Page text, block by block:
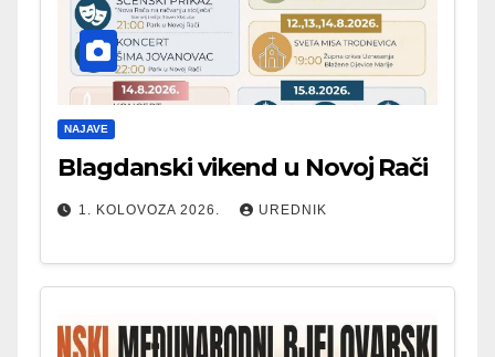
NAJAVE
Blagdanski vikend u Novoj Rači
1. KOLOVOZA 2026. UREDNIK